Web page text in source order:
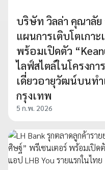
บริษัท วิลล่า คุณาลั
แผนการเติบโตเกา
พร้อมเปิดตัว
ไลฟ์สไตล์ในโครงกา
เดี่ยวอายุวัฒน์บนท
กรุงเทพ
5 ก.พ. 2026